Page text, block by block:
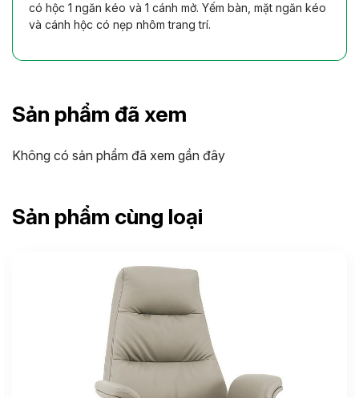
có hộc 1 ngăn kéo và 1 cánh mở. Yếm bàn, mặt ngăn kéo
và cánh hộc có nẹp nhôm trang trí.
Sản phẩm đã xem
Không có sản phẩm đã xem gần đây
Sản phẩm cùng loại